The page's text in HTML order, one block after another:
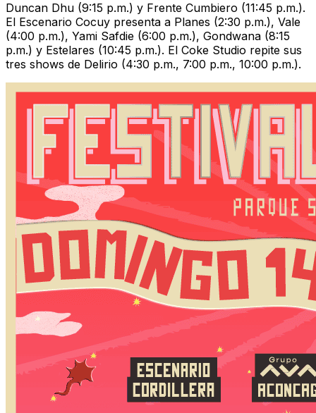
Duncan Dhu (9:15 p.m.) y Frente Cumbiero (11:45 p.m.).
El Escenario Cocuy presenta a Planes (2:30 p.m.), Vale
(4:00 p.m.), Yami Safdie (6:00 p.m.), Gondwana (8:15
p.m.) y Estelares (10:45 p.m.). El Coke Studio repite sus
tres shows de Delirio (4:30 p.m., 7:00 p.m., 10:00 p.m.).